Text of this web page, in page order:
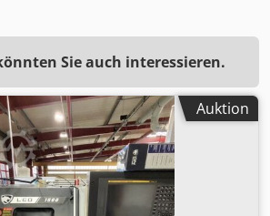
Sie auch interessieren.
Auktion